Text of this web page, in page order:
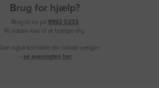
Brug for hjælp?
Ring til os på 9992 0233
Vi sidder klar til at hjælpe dig.
også kontakte din lokale sælger
– se oversigten her